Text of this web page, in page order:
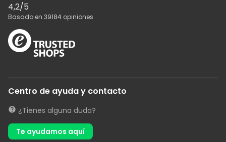
4,2/5
Basado en 39184 opiniones
Centro de ayuda y contacto
¿Tienes alguna duda?
Te ayudamos aquí